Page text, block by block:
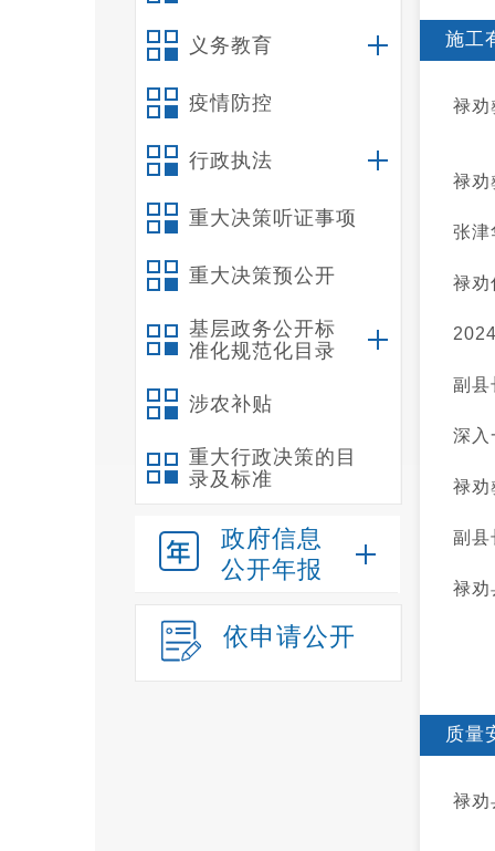
义务教育
疫情防控
行政执法
重大决策听证事项
重大决策预公开
基层政务公开标
准化规范化目录
涉农补贴
重大行政决策的目
录及标准
政府信息
公开年报
依申请公开
施工
禄劝
禄劝
张津
禄劝
副县
深入
禄劝
副县
禄劝
质量
禄劝